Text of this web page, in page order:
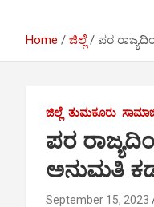
Home ಜಿಲ್ಲೆ ಪರ
ಜಿಲ್ಲೆ ತುಮಕೂರು
ಪರ
ಅನುಮತಿ
September 15, 2023